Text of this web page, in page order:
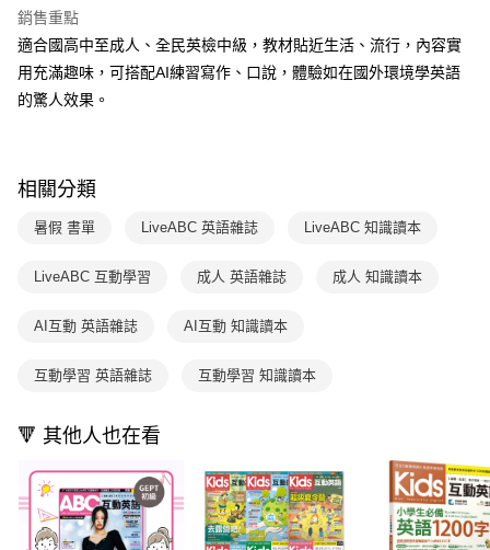
消。如遇「轉專審核」未通過狀況，表示未達大哥付你分期系統評分，恕無
法說明評估內容。
1.分期款項不併入電信帳單，「大哥付你分期」於每月結算日後寄送繳費提
醒簡訊。
【注意事項】
1.本服務係由「台灣大哥大股份有限公司」（以下簡稱本公司）所提供，讓
用戶於交易時，得透過本服務購買商品或服務，並由商店將買賣／分期付款
買賣價金債權讓與本公司後，依約使用本公司帳單繳交帳款。
資料（包含姓名、電話或地址）提供予台灣大哥大進項蒐集、處理及利用，
3.完整用戶服務條款，請詳閱以下連結： https://oppay.tw/userRule
１．簡單：不需註冊會員、不需綁卡、不需儲值。
２．便利：只要手機號碼，簡訊認證，即可結帳。
３．安心：先確認商品／服務後，再付款。
１．於結帳方式選擇「AFTEE先享後付」後，將跳轉至「AFTEE先享後付」
ATM／網路銀行／等多元方式進行付款，方視為交易完成。
購買商品的店家。未經商家同意取消之訂單仍視為有效，需透過AFTEE先享
是否繳費成功／繳費後需取消欲退款等相關疑問，請聯繫「AFTEE先享後付
易，需依本服務之必要範圍內提供個人資料，並將交易相關給付款項請求債
２．關於個人資料處理事宜，請瀏覽以下網址：
https://aftee.tw/terms/#terms3
３．未成年的使用者請事先徵得法定代理人或監護人之同意方可使用
「AFTEE先享後付」，若未經同意申辦者引起之損失，本公司不負相關責
任。
４．使用「AFTEE先享後付」時，將依據個別帳號之用戶狀況，依本公司即
時審查核予不同之上限額度；若仍有額度不足之情形，本公司將視審查結果
運送方式
國內宅配/郵寄 (不適用離島、海外及郵局i郵箱)
每筆NT$70，滿NT$800(含以上)免運費
銷售重點
適合國高中至成人、全民英檢中級，教材貼近生活、流行，內容實
用充滿趣味，可搭配AI練習寫作、口說，體驗如在國外環境學英語
的驚人效果。
相關分類
暑假 書單 LiveABC 英語雜誌 LiveABC 知識讀本
LiveABC 互動學習 成人 英語雜誌 成人 知識讀本
AI互動 英語雜誌 AI互動 知識讀本
互動學習 英語雜誌 互動學習 知識讀本
🔻 其他人也在看